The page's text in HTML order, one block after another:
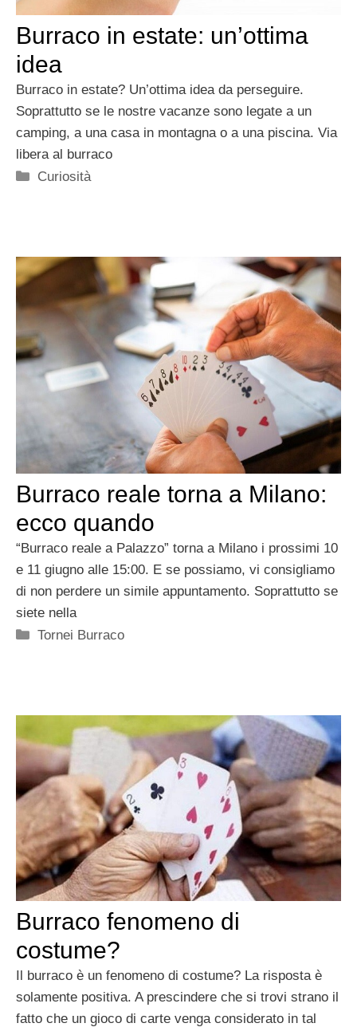
Burraco in estate: un’ottima
idea
Burraco in estate? Un’ottima idea da perseguire.
Soprattutto se le nostre vacanze sono legate a un
camping, a una casa in montagna o a una piscina. Via
libera al burraco
Categorie
Curiosità
Burraco reale torna a Milano:
ecco quando
“Burraco reale a Palazzo” torna a Milano i prossimi 10
e 11 giugno alle 15:00. E se possiamo, vi consigliamo
di non perdere un simile appuntamento. Soprattutto se
siete nella
Categorie
Tornei Burraco
Burraco fenomeno di
costume?
Il burraco è un fenomeno di costume? La risposta è
solamente positiva. A prescindere che si trovi strano il
fatto che un gioco di carte venga considerato in tal